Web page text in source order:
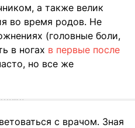
а также велик
во время родов. Не
(головные боли,
в ногах в первые после
но все же
с врачом. Зная